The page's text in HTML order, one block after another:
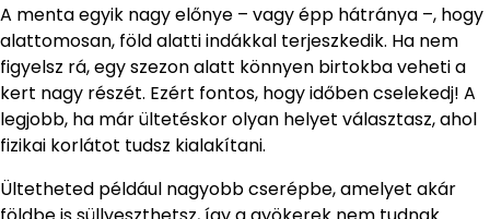
A menta egyik nagy előnye – vagy épp hátránya –, hogy
alattomosan, föld alatti indákkal terjeszkedik. Ha nem
figyelsz rá, egy szezon alatt könnyen birtokba veheti a
kert nagy részét. Ezért fontos, hogy időben cselekedj! A
legjobb, ha már ültetéskor olyan helyet választasz, ahol
fizikai korlátot tudsz kialakítani.
Ültetheted például nagyobb cserépbe, amelyet akár